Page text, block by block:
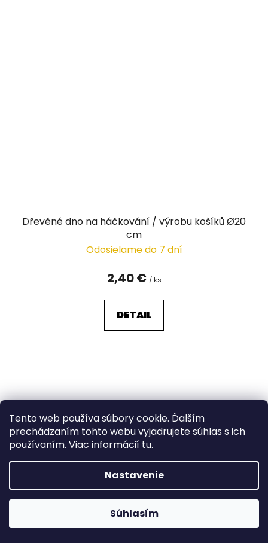
Tento web používa súbory cookie. Ďalším
prechádzaním tohto webu vyjadrujete súhlas s ich
používaním. Viac informácií tu.
Nastavenie
Súhlasím
Dřevěné dno na háčkování / výrobu košíků Ø20
cm
Odosielame do 7 dní
2,40 € / ks
DETAIL